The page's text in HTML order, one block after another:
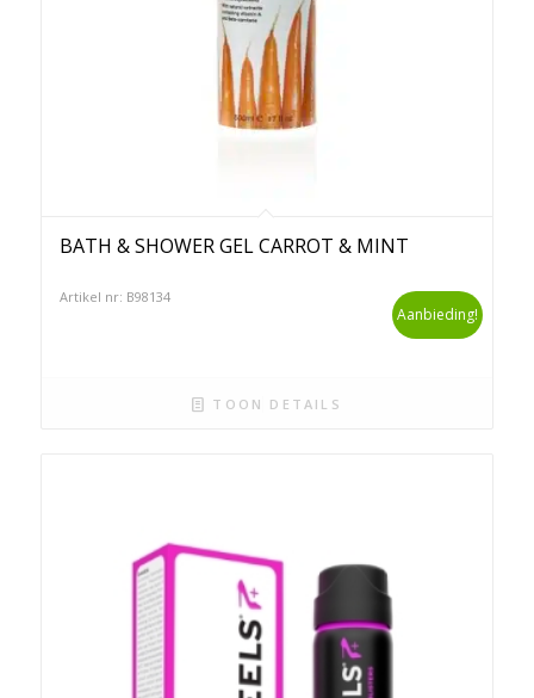
BATH & SHOWER GEL CARROT & MINT
Artikel nr: B98134
Aanbieding!
TOON DETAILS